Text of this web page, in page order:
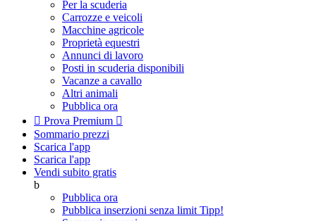
Per la scuderia
Carrozze e veicoli
Macchine agricole
Proprietà equestri
Annunci di lavoro
Posti in scuderia disponibili
Vacanze a cavallo
Altri animali
Pubblica ora
 Prova Premium 
Sommario prezzi
Scarica l'app
Scarica l'app
Vendi subito gratis
b
Pubblica ora
Pubblica inserzioni senza limit Tipp!